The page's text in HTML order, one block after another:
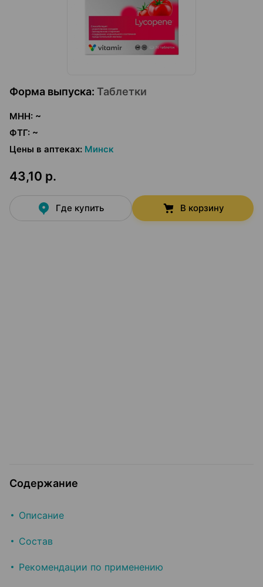
Форма выпуска: Таблетки
МНН: ~
ФТГ: ~
Цены в аптеках: Минск
43,10 р.
Где купить В корзину
Содержание
Описание
Состав
Рекомендации по применению